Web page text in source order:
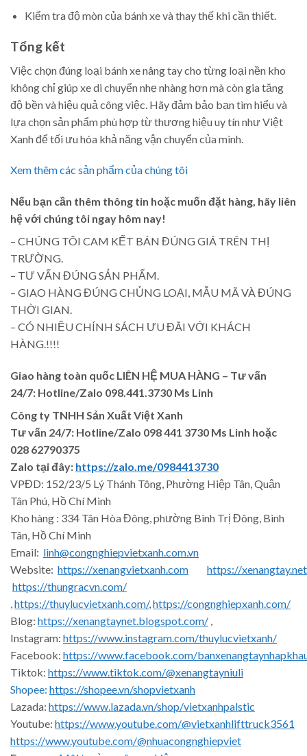
Kiểm tra độ mòn của bánh xe và thay thế khi cần thiết.
Tổng kết
Việc chọn đúng loại bánh xe nâng tay cho từng loại nền kho
không chỉ giúp xe di chuyển nhẹ nhàng hơn mà còn gia tăng
độ bền và hiệu quả công việc. Hãy đảm bảo bạn tìm hiểu và
lựa chọn sản phẩm phù hợp từ thương hiệu uy tín như Việt
Xanh để tối ưu hóa khả năng vận chuyển của mình.
Xem thêm các sản phẩm của chúng tôi
Nếu bạn cần thêm thông tin hoặc muốn đặt hàng, hãy liên
hệ với chúng tôi ngay hôm nay!
– CHÚNG TÔI CAM KẾT BÁN ĐÚNG GIÁ TRÊN THỊ
TRƯỜNG.
– TƯ VẤN ĐÚNG SẢN PHẨM.
– GIAO HÀNG ĐÚNG CHỦNG LOẠI, MẪU MÃ VÀ ĐÚNG
THỜI GIAN.
– CÓ NHIỀU CHÍNH SÁCH ƯU ĐÃI VỚI KHÁCH
HÀNG.!!!!
Giao hàng toàn quốc LIÊN HỆ MUA HÀNG – Tư vấn
24/7: Hotline/Zalo 098.441.3730 Ms Linh
Công ty TNHH Sản Xuất Việt Xanh
Tư vấn 24/7: Hotline/Zalo 098 441 3730 Ms Linh hoặc
028 62790375
Zalo tại đây: https://zalo.me/0984413730
VPĐD: 152/23/5 Lý Thánh Tông, Phường Hiệp Tân, Quận
Tân Phú, Hồ Chí Minh
Kho hàng : 334 Tân Hòa Đông, phường Bình Trị Đông, Bình
Tân, Hồ Chí Minh
Email: linh@congnghiepvietxanh.com.vn
Website: https://xenangvietxanh.com
https://xenangtay.net
https://thungracvn.com/
,https://thuylucvietxanh.com/,https://congnghiepxanh.com/
Blog: https://xenangtaynet.blogspot.com/ ,
Instagram: https://www.instagram.com/thuylucvietxanh/
Facebook: https://www.facebook.com/
Tiktok: https://www.tiktok.com/@xenangtayniuli
Shopee: https://shopee.vn/shopvietxanh
Lazada: https://www.lazada.vn/shop/vietxanhpalstic
Youtube: https://www.youtube.com/@vietxanhlifttruck3561
https://www.youtube.com/@nhuacongnghiepviet